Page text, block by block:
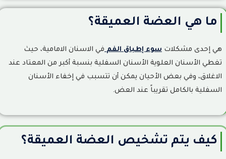
تقويم الإنفزلاين (Invisalign): الدليل الشامل للمميزات والعيوب
والتكلفة ومدة العلاج
14
15 مميزات وعيوب زراعة الأسنان: أهم الفوائد والمخاطر قبل اتخاذ القرار
ما هي العضة العميقة؟
هي إحدى مشكلات سوء إطباق الفم في الاسنان الامامية، حيث
تغطي الأسنان العلوية الأسنان السفلية بنسبة أكبر من المعتاد عند
الاغلاق، وفي بعض الأحيان يمكن أن تتسبب في إخفاء الأسنان
السفلية بالكامل تقريباً عند العض.
كيف يتم تشخيص العضة العميقة؟